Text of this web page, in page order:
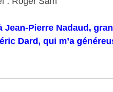
Jean-Pierre Nadaud,
Dard, qui m’a